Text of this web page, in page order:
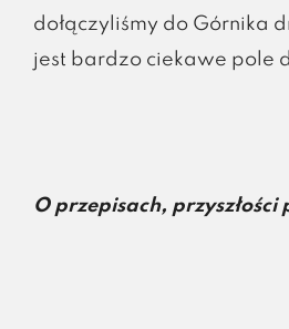
dołączyliśmy do Górnika
jest bardzo ciekawe pole
O przepisach,